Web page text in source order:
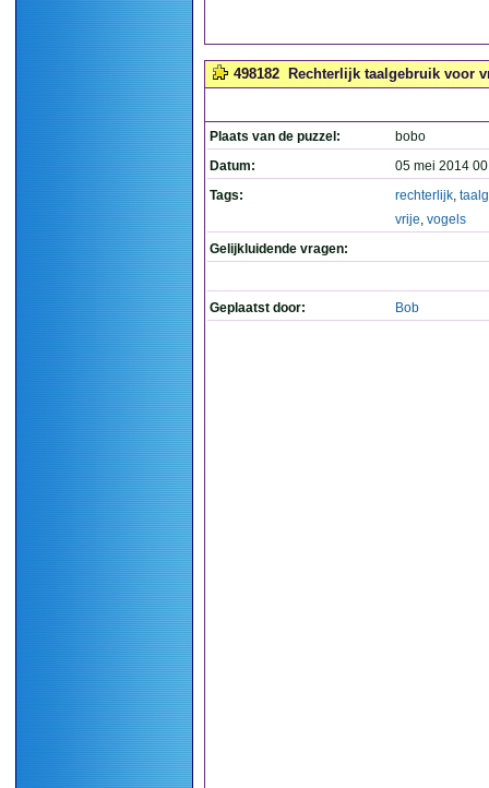
498182 Rechterlijk taalgebruik voor
Plaats van de puzzel:
bobo
Datum:
05 mei 2014
Tags:
rechterlijk,
vrije, vogels
Gelijkluidende vragen:
Geplaatst door: Bob